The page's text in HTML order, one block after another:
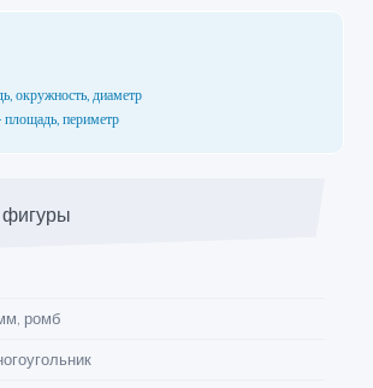
окружность, диаметр
периметр
ромб